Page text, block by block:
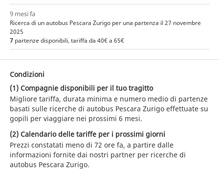
9 mesi fa
Ricerca di un autobus Pescara Zurigo per una partenza il 27 novembre
2025
7 partenze disponibili, tariffa da 40€ a 65€
Condizioni
(1) Compagnie disponibili per il tuo tragitto
Migliore tariffa, durata minima e numero medio di partenze
basati sulle ricerche di autobus Pescara Zurigo effettuate su
gopili per viaggiare nei prossimi 6 mesi.
(2) Calendario delle tariffe per i prossimi giorni
Prezzi constatati meno di 72 ore fa, a partire dalle
informazioni fornite dai nostri partner per ricerche di
autobus Pescara Zurigo.